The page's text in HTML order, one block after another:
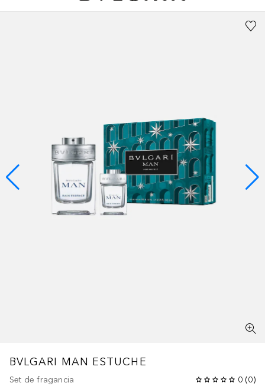
BVLGARI MAN ESTUCHE
Set de fragancia 0 (0)